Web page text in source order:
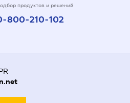
продуктов и решений
800-210-102